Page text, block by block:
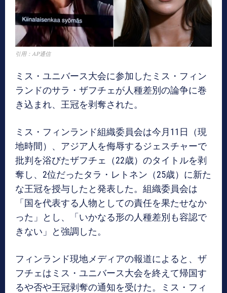
引用：AP通信
ミス・ユニバース大会に参加したミス・フィン
ランドのサラ・ザフチェが人種差別の論争に巻
き込まれ、王冠を剥奪された。
ミス・フィンランド組織委員会は今月11日（現
地時間）、アジア人を侮辱するジェスチャーで
批判を浴びたザフチェ（22歳）のタイトルを剥
奪し、2位だったタラ・レトネン（25歳）に新た
な王冠を授与したと発表した。組織委員会は
「国を代表する人物としての責任を果たせなか
った」とし、「いかなる形の人種差別も容認で
きない」と強調した。
フィンランド現地メディアの報道によると、ザ
フチェはミス・ユニバース大会を終えて帰国す
るや否や王冠剥奪の通知を受けた。ミス・フィ